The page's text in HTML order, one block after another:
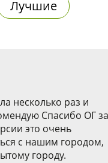
Лучшие
несколько раз и
Спасибо ОГ за
это очень
с нашим городом,
городу.